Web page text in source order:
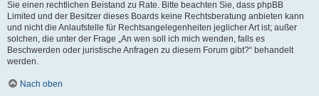
Sie einen rechtlichen Beistand zu Rate. Bitte beachten Sie, dass phpBB
Limited und der Besitzer dieses Boards keine Rechtsberatung anbieten kann
und nicht die Anlaufstelle für Rechtsangelegenheiten jeglicher Art ist; außer
solchen, die unter der Frage „An wen soll ich mich wenden, falls es
Beschwerden oder juristische Anfragen zu diesem Forum gibt?“ behandelt
werden.
Nach oben